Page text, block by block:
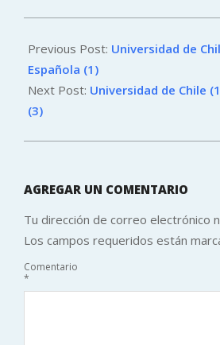
08-
13
Previous Post: Universidad de
Española (1)
Next Post: Universidad de Chile
(3)
AGREGAR UN COMENTARIO
Tu dirección de correo electrónico
Los campos requeridos están
Comentario
*